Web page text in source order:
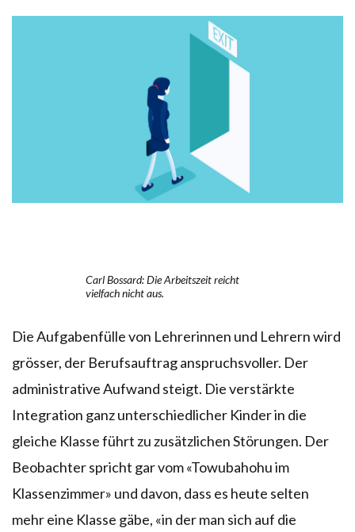
Carl Bossard: Die Arbeitszeit reicht
vielfach nicht aus.
Die Aufgabenfülle von Lehrerinnen und Lehrern wird
grösser, der Berufsauftrag anspruchsvoller. Der
administrative Aufwand steigt. Die verstärkte
Integration ganz unterschiedlicher Kinder in die
gleiche Klasse führt zu zusätzlichen Störungen. Der
Beobachter spricht gar vom «Towubahohu im
Klassenzimmer» und davon, dass es heute selten
mehr eine Klasse gäbe, «in der man sich auf die